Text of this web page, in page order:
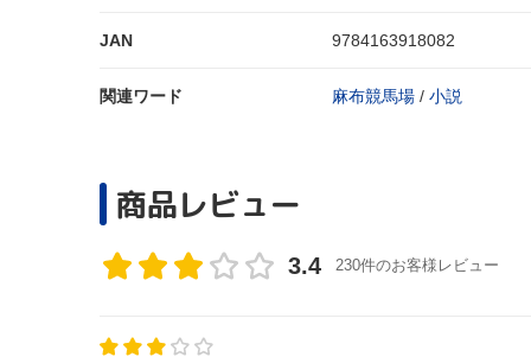
JAN 9784163918082
関連ワード 麻布競馬場 / 小説
商品レビュー
3.4 230件のお客様レビュー